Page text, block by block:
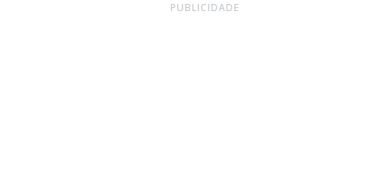
PUBLICIDADE